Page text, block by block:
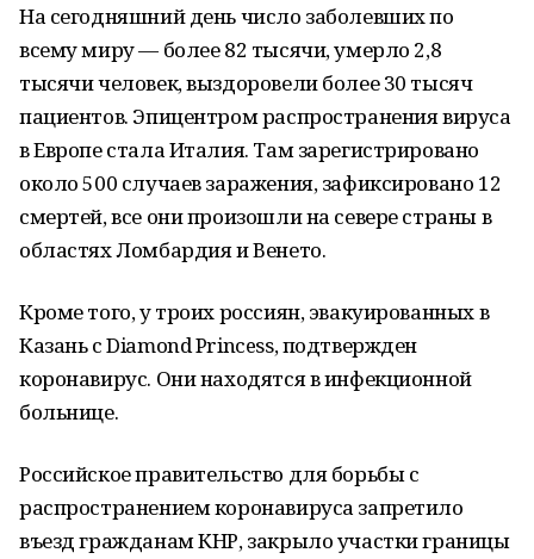
На сегодняшний день число заболевших по
всему миру — более 82 тысячи, умерло 2,8
тысячи человек, выздоровели более 30 тысяч
пациентов. Эпицентром распространения вируса
в Европе стала Италия. Там зарегистрировано
около 500 случаев заражения, зафиксировано 12
смертей, все они произошли на севере страны в
областях Ломбардия и Венето.
Кроме того, у троих россиян, эвакуированных в
Казань с Diamond Princess, подтвержден
коронавирус. Они находятся в инфекционной
больнице.
Российское правительство для борьбы с
распространением коронавируса запретило
въезд гражданам КНР, закрыло участки границы